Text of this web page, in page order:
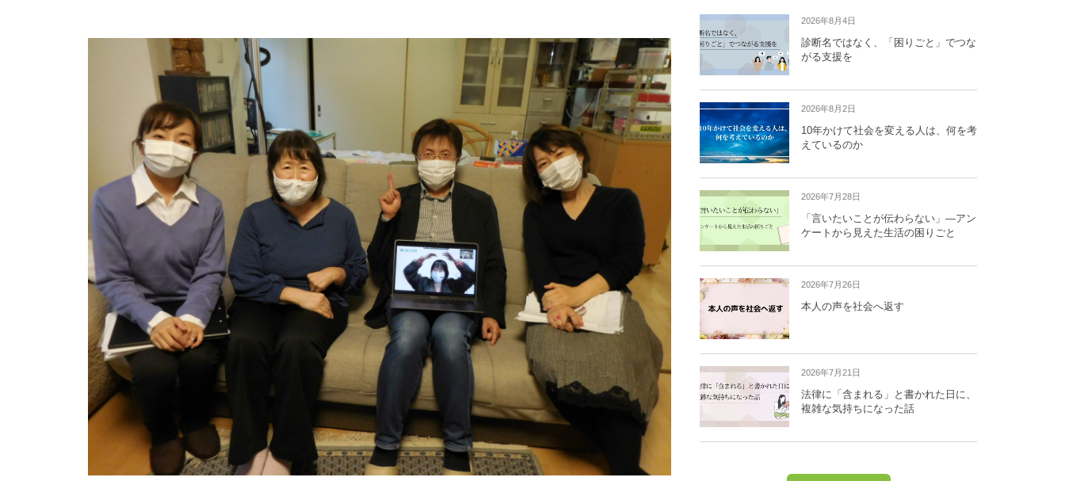
2026年8月4日
診断名ではなく、「困りごと」でつな
がる支援を
2026年8月2日
10年かけて社会を変える人は、何を考
えているのか
2026年7月28日
「言いたいことが伝わらない」―アン
ケートから見えた生活の困りごと
2026年7月26日
本人の声を社会へ返す
2026年7月21日
法律に「含まれる」と書かれた日に、
複雑な気持ちになった話